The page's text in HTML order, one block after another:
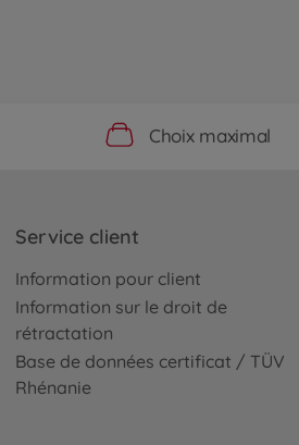
Choix maximal
Service client
Information pour client
Information sur le droit de
rétractation
Base de données certificat / TÜV
Rhénanie